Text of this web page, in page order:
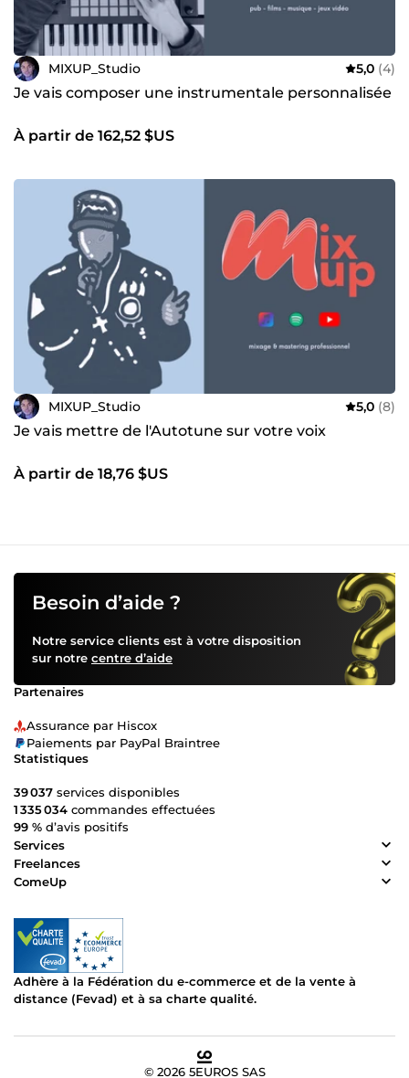
MIXUP_Studio 5,0 (4)
Je vais composer une instrumentale personnalisée
À partir de 162,52 $US
MIXUP_Studio 5,0 (8)
Je vais mettre de l'Autotune sur votre voix
À partir de 18,76 $US
Besoin d’aide ?
Notre service clients est à votre disposition
sur notre centre d’aide
Partenaires
Assurance par Hiscox
Paiements par PayPal Braintree
Statistiques
39 037 services disponibles
1 335 034 commandes effectuées
99 % d’avis positifs
Services
Freelances
ComeUp
Adhère à la Fédération du e-commerce et de la vente à
distance (Fevad) et à sa charte qualité.
© 2026 5EUROS SAS